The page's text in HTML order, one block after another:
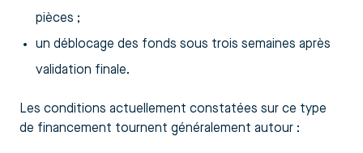
pièces ;
un déblocage des fonds sous trois semaines après
validation finale.
Les conditions actuellement constatées sur ce type
de financement tournent généralement autour :